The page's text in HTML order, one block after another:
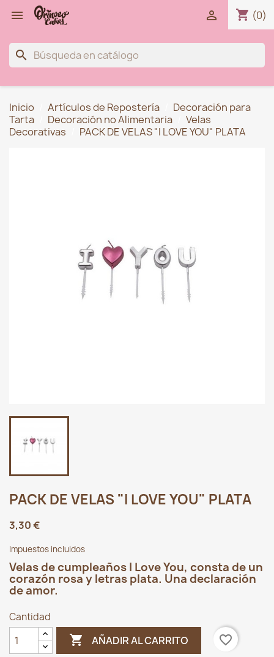
 shopping_cart (0)

search
Inicio Artículos de Repostería
Decoración para
Tarta
Decoración no Alimentaria
Velas
Decorativas
PACK DE VELAS "I LOVE YOU" PLATA
PACK DE VELAS "I LOVE YOU" PLATA
3,30 €
Impuestos incluidos
Velas de cumpleaños I Love You, consta de un
corazón rosa y letras plata. Una declaración
de amor.
Cantidad
 AÑADIR AL CARRITO
favorite_border